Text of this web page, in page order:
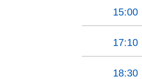
15:00
17:10
18:30